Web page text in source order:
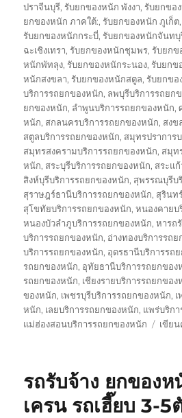
ปราจีนบุรี,รับยกของหนัก พังงา,รับยกขอ
ยกของหนัก ภาคใต้:,รับยกของหนัก ภูเก็ต
รับยกของหนักกระบี่,รับยกของหนักจันทบุ
ฉะเชิงเทรา,รับยกของหนักชุมพร,รับยกข
หนักพัทลุง,รับยกของหนักระนอง,รับยกข
หนักสงขลา,รับยกของหนักสตูล,รับยกขอ
บริการรถยกของหนัก, ลพบุรีบริการรถยก
ยกของหนัก, ลำพูนบริการรถยกของหนัก,
หนัก, สกลนครบริการรถยกของหนัก, สงข
สตูลบริการรถยกของหนัก, สมุทรปราการ
สมุทรสงครามบริการรถยกของหนัก, สมุท
หนัก, สระบุรีบริการรถยกของหนัก, สระแ
สิงห์บุรีบริการรถยกของหนัก, สุพรรณบุรีบ
สุราษฎร์ธานีบริการรถยกของหนัก, สุรินท
สุโขทัยบริการรถยกของหนัก,หนองคายบ
หนองบัวลำภูบริการรถยกของหนัก,หารถ
บริการรถยกของหนัก, อ่างทองบริการรถ
บริการรถยกของหนัก, อุดรธานีบริการรถ
รถยกของหนัก, อุทัยธานีบริการรถยกของ
รถยกของหนัก, เชียงรายบริการรถยกของ
ของหนัก, เพชรบุรีบริการรถยกของหนัก,
หนัก, เลยบริการรถยกของหนัก, แพร่บริก
แม่ฮ่องสอนบริการรถยกของหนัก
เขีย
รถรับจ้าง ยกของ
เครน รถเฮี๊ยบ 3-5